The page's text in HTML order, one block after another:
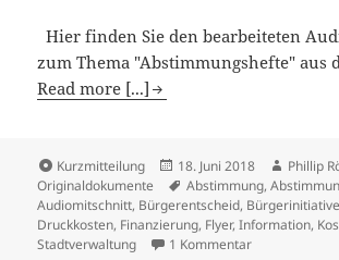
Hier finden Sie den bearbeiteten
zum Thema "Abstimmungshefte" aus
Read more [...]
Format
Kurzmitteilung
Veröffentlicht
am
18. Juni 2018 Autor
Phillip
Originaldokumente
Schlagwörter
Abstimmung,
Audiomitschnitt, Bürgerentscheid, Bürgerinitiative
Druckkosten, Finanzierung, Flyer,Information,
Stadtverwaltung
1 Kommentarzu